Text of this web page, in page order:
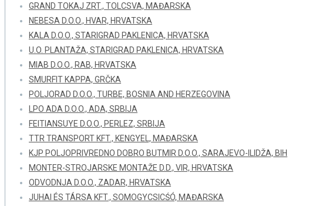
GRAND TOKAJ ZRT., TOLCSVA, MAĐARSKA
NEBESA D.O.O., HVAR, HRVATSKA
KALA D.O.O., STARIGRAD PAKLENICA, HRVATSKA
U.O. PLANTAŽA, STARIGRAD PAKLENICA, HRVATSKA
MIAB D.O.O., RAB, HRVATSKA
SMURFIT KAPPA, GRČKA
POLJORAD D.O.O., TURBE, BOSNIA AND HERZEGOVINA
LPO ADA D.O.O., ADA, SRBIJA
FEITIANSUYE D.O.O., PERLEZ, SRBIJA
TTR TRANSPORT KFT., KENGYEL, MAĐARSKA
KJP POLJOPRIVREDNO DOBRO BUTMIR D.O.O., SARAJEVO-ILIDŽA, BIH
MONTER-STROJARSKE MONTAŽE D.D., VIR, HRVATSKA
ODVODNJA D.O.O., ZADAR, HRVATSKA
JUHAI ÉS TÁRSA KFT., SOMOGYCSICŚÓ, MAĐARSKA